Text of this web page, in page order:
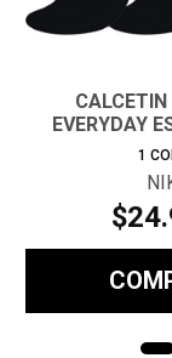
CALCETIN
EVERYDAY
1
$24.